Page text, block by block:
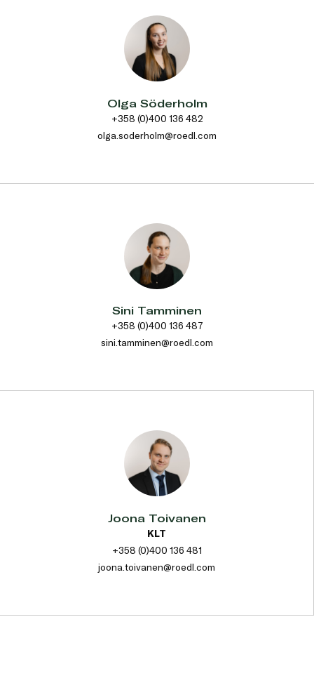
Olga Söderholm
+358 (0)400 136 482
olga.soderholm@roedl.com
Sini Tamminen
+358 (0)400 136 487
sini.tamminen@roedl.com
Joona Toivanen
KLT
+358 (0)400 136 481
joona.toivanen@roedl.com